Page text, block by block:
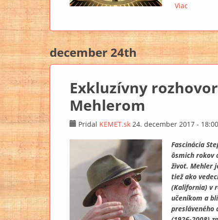
Viac
december 24th
Exkluzívny
Mehlerom
Pridal KEMET.sk 24. december 2017 - 18:00
Fascinácia
ôsmich rokov
život. Mehler
tiež ako
(Kalifornia) v
učeníkom a
presláveného